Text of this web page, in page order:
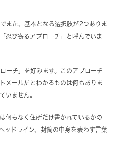
また、基本となる選択肢が2つありま
忍び寄るアプローチ」と呼んでいま
ーチ」を好みます。このアプローチ
メールだとわかるものは何もありま
いません。
何もなく住所だけ書かれているかの
ッドライン、封筒の中身を表わす言葉